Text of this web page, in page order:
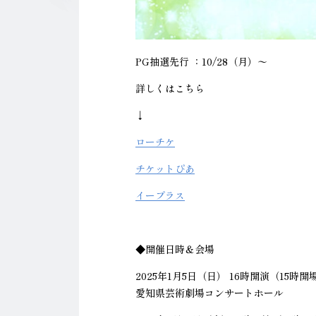
PG抽選先行 ：10/28（月）〜
詳しくはこちら
↓
ローチケ
チケットぴあ
イープラス
◆開催日時＆会場
2025年1月5日（日） 16時開演（15時開
愛知県芸術劇場コンサートホール